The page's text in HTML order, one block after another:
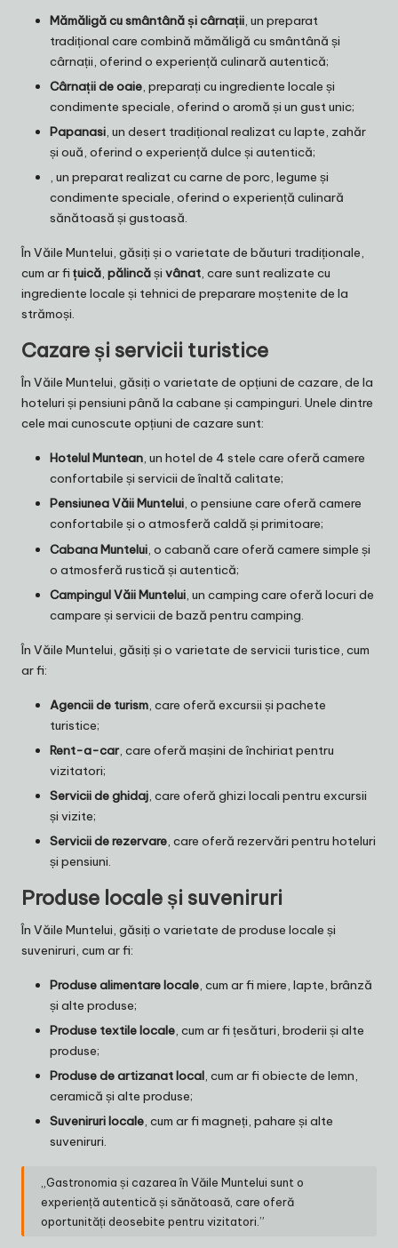
Mămăligă cu smântână și cârnații, un preparat
tradițional care combină mămăligă cu smântână și
cârnații, oferind o experiență culinară autentică;
Cârnații de oaie, preparați cu ingrediente locale și
condimente speciale, oferind o aromă și un gust unic;
Papanasi, un desert tradițional realizat cu lapte, zahăr
și ouă, oferind o experiență dulce și autentică;
, un preparat realizat cu carne de porc, legume și
condimente speciale, oferind o experiență culinară
sănătoasă și gustoasă.
În Văile Muntelui, găsiți și o varietate de băuturi tradiționale,
cum ar fi țuică, pălincăși vânat, care sunt realizate cu
ingrediente locale și tehnici de preparare moștenite de la
strămoși.
Cazare și servicii turistice
În Văile Muntelui, găsiți o varietate de opțiuni de cazare, de la
hoteluri și pensiuni până la cabane și campinguri. Unele dintre
cele mai cunoscute opțiuni de cazare sunt:
Hotelul Muntean, un hotel de 4 stele care oferă camere
confortabile și servicii de înaltă calitate;
Pensiunea Văii Muntelui, o pensiune care oferă camere
confortabile și o atmosferă caldă și primitoare;
Cabana Muntelui , o cabană care oferă camere simple și
o atmosferă rustică și autentică;
Campingul Văii Muntelui, un camping care oferă locuri de
campare și servicii de bază pentru camping.
În Văile Muntelui, găsiți și o varietate de servicii turistice, cum
ar fi:
Agencii de turism, care oferă excursii și pachete
turistice;
Rent-a-car, care oferă mașini de închiriat pentru
vizitatori;
Servicii de ghidaj, care oferă ghizi locali pentru excursii
și vizite;
Servicii de rezervare, care oferă rezervări pentru hoteluri
și pensiuni.
Produse locale și suveniruri
În Văile Muntelui, găsiți o varietate de produse locale și
suveniruri, cum ar fi:
Produse alimentare locale, cum ar fi miere, lapte, brânză
și alte produse;
Produse textile locale, cum ar fi țesături, broderii și alte
produse;
Produse de artizanat local, cum ar fi obiecte de lemn,
ceramică și alte produse;
Suveniruri locale, cum ar fi magneți, pahare și alte
suveniruri.
„Gastronomia și cazarea în Văile Muntelui sunt o
experiență autentică și sănătoasă, care oferă
oportunități deosebite pentru vizitatori.”